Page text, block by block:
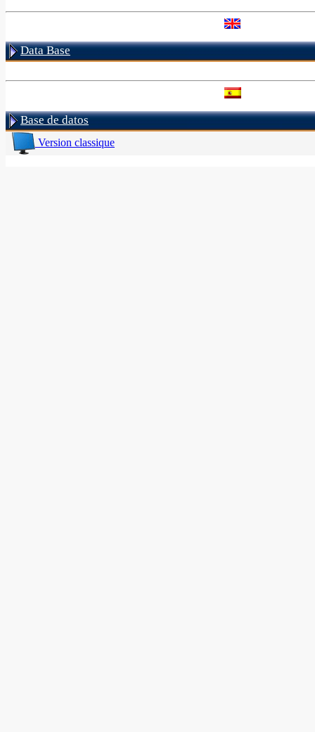
Data Base
Base de datos
Version classique